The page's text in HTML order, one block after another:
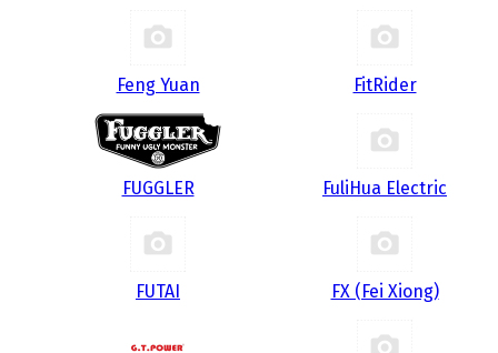
Feng Yuan FitRider
FUGGLER FuliHua Electric
FUTAI FX (Fei Xiong)